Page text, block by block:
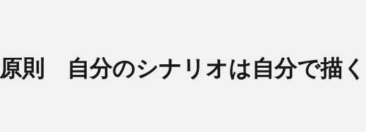
原則 自分のシナリオは自分で描く